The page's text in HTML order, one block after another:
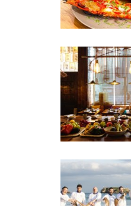
Electrónica e Informática
Banca e Seguros
Moda e Design
Ciência e Investigação